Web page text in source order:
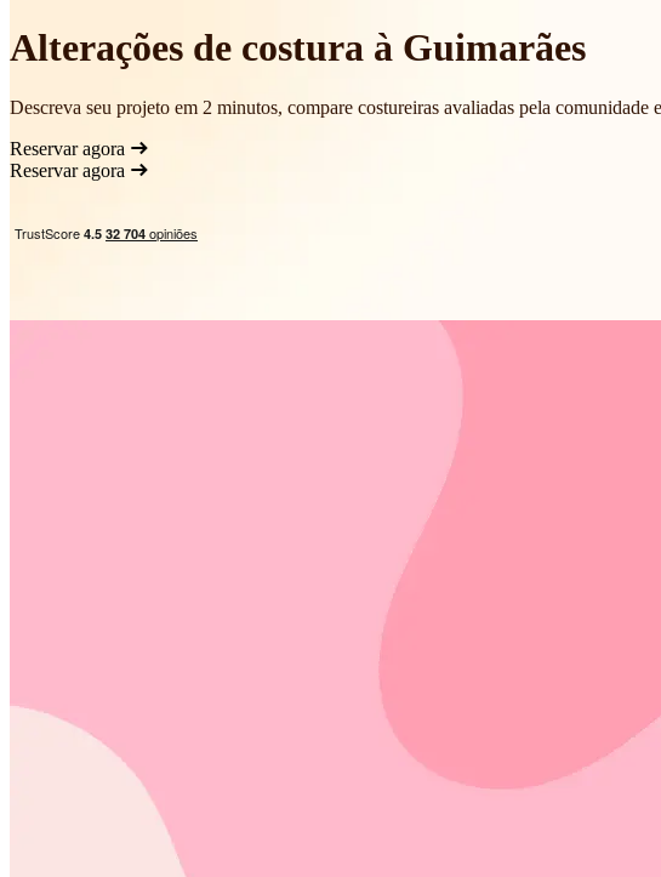
Alterações de costura à Guimarães
Descreva seu projeto em 2 minutos, compare costureiras avaliadas pela comunidade
Reservar agora
Reservar agora